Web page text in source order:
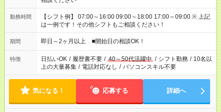
勤務時間
【シフト例】 07:00～16:00 09:00～18:00 17:00～09:00 ※ 上記
は一例です！その他シフトもご相談ください！
期間 即日～2ヶ月以上 ■開始日の相談OK！
特徴 日払いOK / 履歴書不要 / 40～50代活躍中 / シフト勤務 / 10名以
上の大量募集 / 電話対応なし / パソコンスキル不要
気になる！ 応募する 詳細へ